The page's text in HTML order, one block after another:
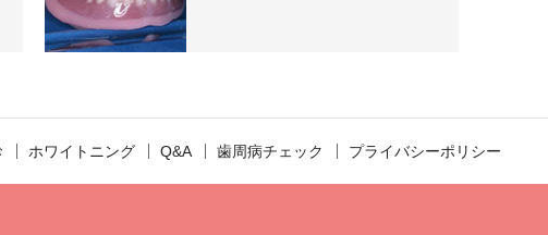
ホワイトニング Q&A 歯周病チェック プライバシーポリシー